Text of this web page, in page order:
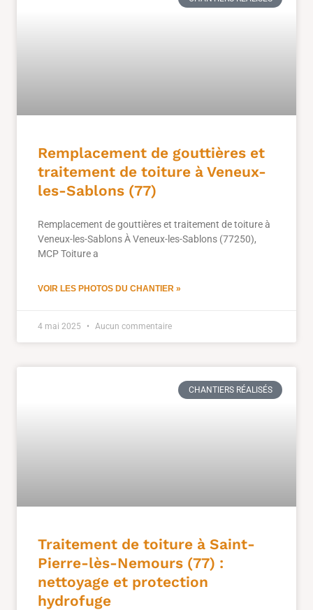
Remplacement de gouttières et
traitement de toiture à Veneux-
les-Sablons (77)
Remplacement de gouttières et traitement de toiture à
Veneux-les-Sablons À Veneux-les-Sablons (77250),
MCP Toiture a
VOIR LES PHOTOS DU CHANTIER »
4 mai 2025 Aucun commentaire
CHANTIERS RÉALISÉS
Traitement de toiture à Saint-
Pierre-lès-Nemours (77) :
nettoyage et protection
hydrofuge